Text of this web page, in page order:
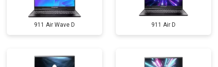
911 Air Wave D 911 Air D